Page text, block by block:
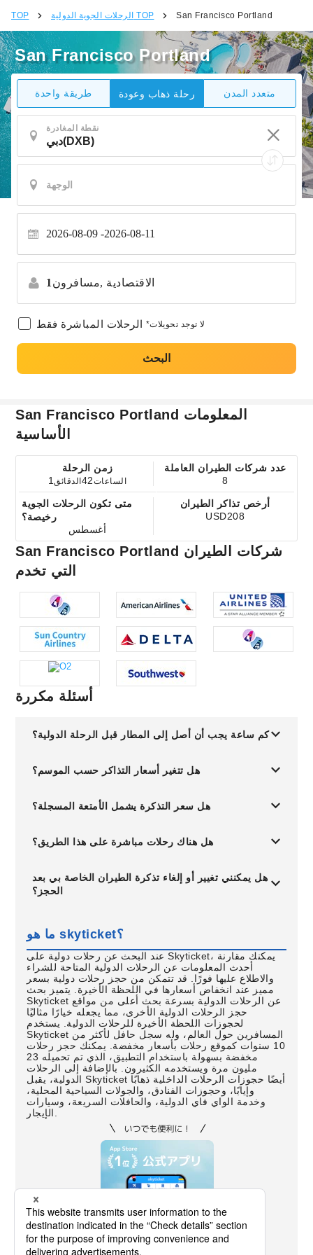
TOP الرحلات الجوية الدولية TOP San Francisco Portland
San Francisco Portland
طريقة واحدة رحلة ذهاب وعودة متعدد المدن
نقطة المغادرة
2026-08-09 2026-08-11
1 مسافرون, الاقتصادية
الرحلات المباشرة فقط *لا توجد تحويلات
البحث
San Francisco Portland المعلومات
الأساسية
زمن الرحلة
1
الساعات42 الدقائق
عدد شركات الطيران العاملة
8
متى تكون الرحلات الجوية
رخيصة؟
أغسطس
أرخص تذاكر الطيران
USD208
San Francisco Portland شركات الطيران
التي تخدم
أسئلة مكررة
كم ساعة يجب أن أصل إلى المطار قبل الرحلة الدولية؟
هل تتغير أسعار التذاكر حسب الموسم؟
هل سعر التذكرة يشمل الأمتعة المسجلة؟
هل هناك رحلات مباشرة على هذا الطريق؟
هل يمكنني تغيير أو إلغاء تذكرة الطيران الخاصة بي بعد
الحجز؟
ما هو skyticket؟
عند البحث عن رحلات دولية على Skyticket، يمكنك مقارنة
أحدث المعلومات عن الرحلات الدولية المتاحة للشراء
والاطلاع عليها فورًا. قد تتمكن من حجز رحلات دولية بسعر
مميز عند انخفاض أسعارها في اللحظة الأخيرة. يتميز بحث
Skyticket عن الرحلات الدولية بسرعة بحث أعلى من مواقع
حجز الرحلات الدولية الأخرى، مما يجعله خيارًا مثاليًا
لحجوزات اللحظة الأخيرة للرحلات الدولية. يستخدم
Skyticket المسافرين حول العالم، وله سجل حافل لأكثر من
10 سنوات كموقع رحلات بأسعار مخفضة. يمكنك حجز رحلات
مخفضة بسهولة باستخدام التطبيق، الذي تم تحميله 23
مليون مرة ويستخدمه الكثيرون. بالإضافة إلى الرحلات
الدولية، يقبل Skyticket أيضًا حجوزات الرحلات الداخلية ذهابًا
وإيابًا، وحجوزات الفنادق، والجولات السياحية المحلية،
وخدمة الواي فاي الدولية، والحافلات السريعة، وسيارات